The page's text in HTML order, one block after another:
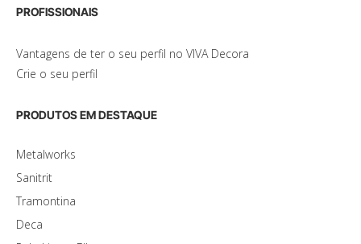
PROFISSIONAIS
Vantagens de ter o seu perfil no VIVA Decora
Crie o seu perfil
PRODUTOS EM DESTAQUE
Metalworks
Sanitrit
Tramontina
Deca